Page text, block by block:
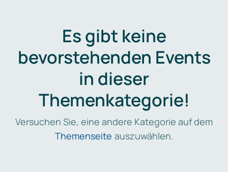
Es gibt keine
bevorstehenden Events
in dieser
Themenkategorie!
Versuchen Sie, eine andere Kategorie auf dem
Themenseite auszuwählen.